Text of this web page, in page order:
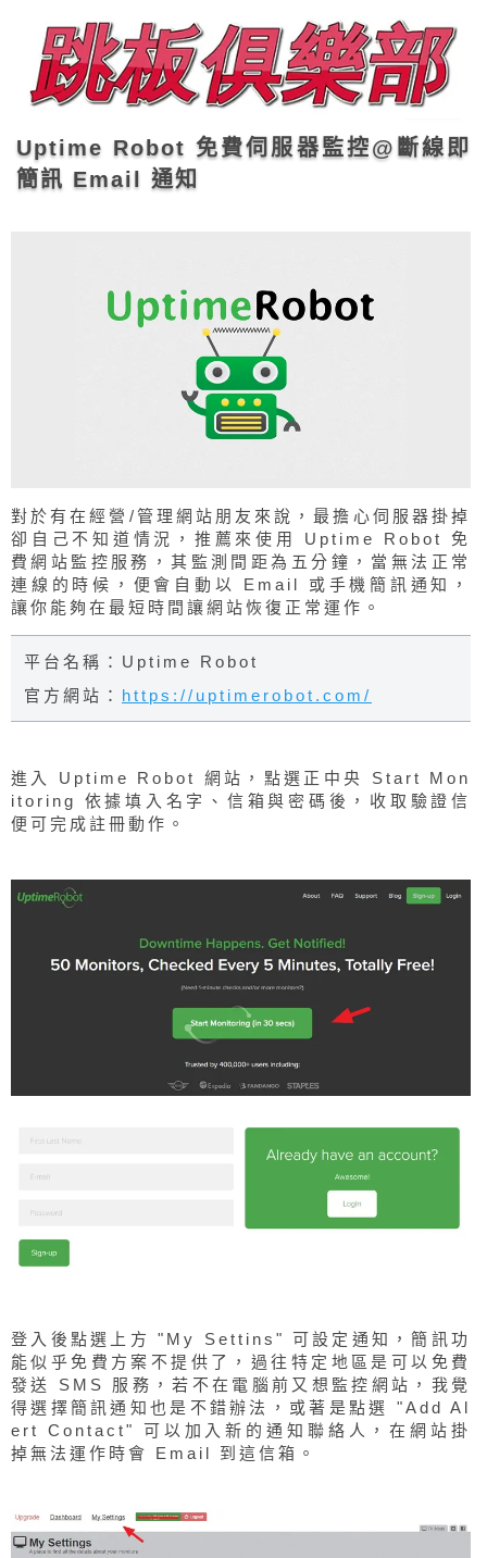
Uptime Robot 免費伺服器監控@斷線即
簡訊 Email 通知
對於有在經營/管理網站朋友來說，最擔心伺服器掛掉
卻自己不知道情況，推薦來使用 Uptime Robot 免
費網站監控服務，其監測間距為五分鐘，當無法正常
連線的時候，便會自動以 Email 或手機簡訊通知，
讓你能夠在最短時間讓網站恢復正常運作。
平台名稱：Uptime Robot
官方網站： https://uptimerobot.com/
進入 Uptime Robot 網站，點選正中央 Start Mon
itoring 依據填入名字、信箱與密碼後，收取驗證信
便可完成註冊動作。
登入後點選上方 "My Settins" 可設定通知，簡訊功
能似乎免費方案不提供了，過往特定地區是可以免費
發送 SMS 服務，若不在電腦前又想監控網站，我覺
得選擇簡訊通知也是不錯辦法，或著是點選 "Add Al
ert Contact" 可以加入新的通知聯絡人，在網站掛
掉無法運作時會 Email 到這信箱。